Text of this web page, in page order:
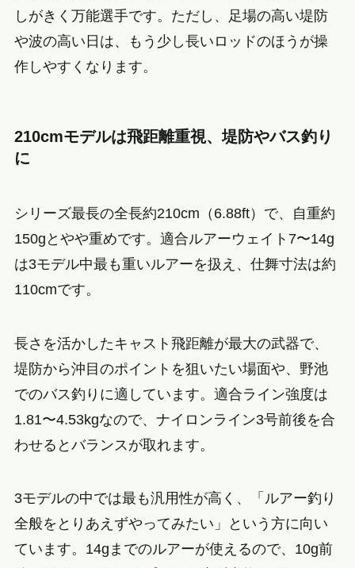
しがきく万能選手です。ただし、足場の高い堤防
や波の高い日は、もう少し長いロッドのほうが操
作しやすくなります。
210cmモデルは飛距離重視、堤防やバス釣り
に
シリーズ最長の全長約210cm（6.88ft）で、自重約
150gとやや重めです。適合ルアーウェイト7〜14g
は3モデル中最も重いルアーを扱え、仕舞寸法は約
110cmです。
長さを活かしたキャスト飛距離が最大の武器で、
堤防から沖目のポイントを狙いたい場面や、野池
でのバス釣りに適しています。適合ライン強度は
1.81〜4.53kgなので、ナイロンライン3号前後を合
わせるとバランスが取れます。
3モデルの中では最も汎用性が高く、「ルアー釣り
全般をとりあえずやってみたい」という方に向い
ています。14gまでのルアーが使えるので、10g前